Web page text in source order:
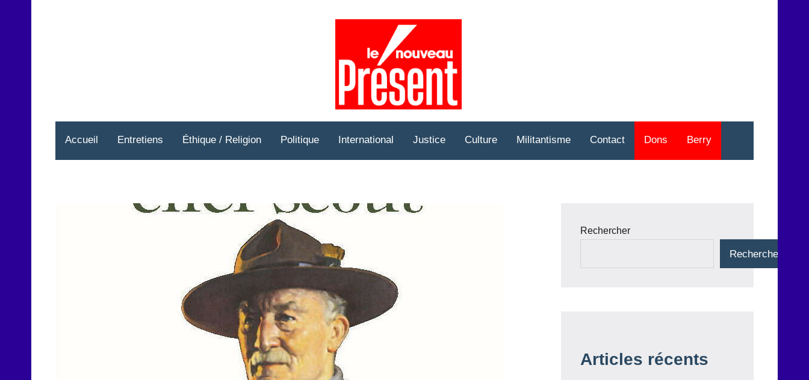
Accueil Entretiens Éthique / Religion Politique International Justice Culture Militantisme Contact Dons Berry
Rechercher
Rechercher
Articles récents